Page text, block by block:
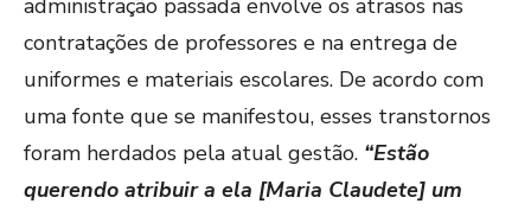
contratações de professores e na entrega de
uniformes e materiais escolares. De acordo com
uma fonte que se manifestou, esses transtornos
foram herdados pela atual gestão. “Estão
querendo atribuir a ela [Maria Claudete] um